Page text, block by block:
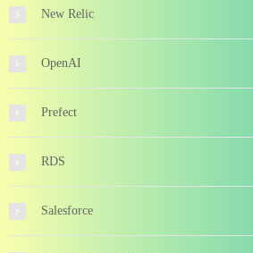
New Relic
OpenAI
Prefect
RDS
Salesforce